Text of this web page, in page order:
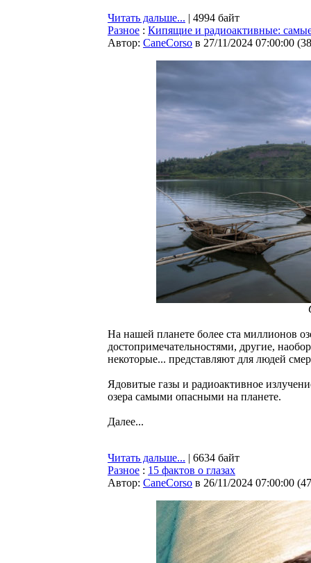
Читать дальше... | 4994 байт
Разное : Кипящие и радиоактивные:
Автор: CaneCorso в 27/11/2024 07:00:00 (
На нашей планете более ста миллионов
достопримечательностями, другие,
некоторые... представляют для людей
Ядовитые газы и радиоактивное
озера самыми опасными на планете.
Далее...
Читать дальше... | 6634 байт
Разное : 15 фактов о глазах
Автор: CaneCorso в 26/11/2024 07:00:00 (